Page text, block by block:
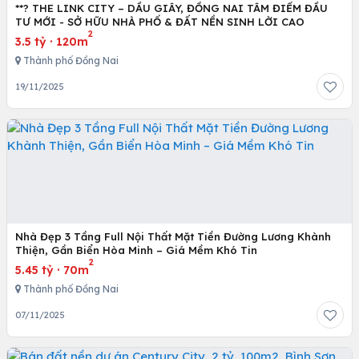
**? THE LINK CITY – DẦU GIÂY, ĐỒNG NAI TÂM ĐIỂM ĐẦU
TƯ MỚI - SỞ HỮU NHÀ PHỐ & ĐẤT NỀN SINH LỜI CAO
3.5 tỷ · 120m
2
Thành phố Đồng Nai
19/11/2025
Nhà Đẹp 3 Tầng Full Nội Thất Mặt Tiền Đường Lương Khành
Thiện, Gần Biển Hòa Minh – Giá Mềm Khó Tin
5.45 tỷ · 70m
2
Thành phố Đồng Nai
07/11/2025